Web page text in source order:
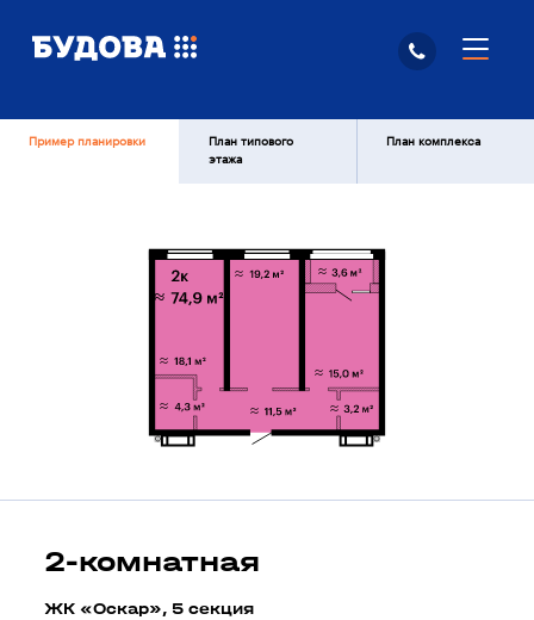
Пример планировки
План типового
этажа
План комплекса
2-комнатная
ЖК «Оскар», 5 секция